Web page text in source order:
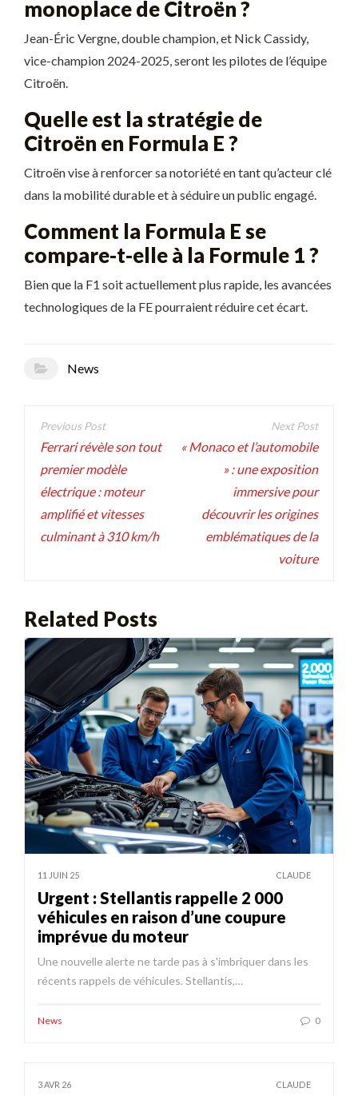
monoplace de Citroën ?
Jean-Éric Vergne, double champion, et Nick Cassidy,
vice-champion 2024-2025, seront les pilotes de l’équipe
Citroën.
Quelle est la stratégie de
Citroën en Formula E ?
Citroën vise à renforcer sa notoriété en tant qu’acteur clé
dans la mobilité durable et à séduire un public engagé.
Comment la Formula E se
compare-t-elle à la Formule 1 ?
Bien que la F1 soit actuellement plus rapide, les avancées
technologiques de la FE pourraient réduire cet écart.
News
Navigation
de
l’article
Ferrari révèle son tout
premier modèle
électrique : moteur
amplifié et vitesses
culminant à 310 km/h
« Monaco et l’automobile
» : une exposition
immersive pour
découvrir les origines
emblématiques de la
voiture
Related Posts
11 JUIN 25 CLAUDE
Urgent : Stellantis rappelle 2 000
véhicules en raison d’une coupure
imprévue du moteur
Une nouvelle alerte ne tarde pas à s'imbriquer dans les
récents rappels de véhicules. Stellantis,…
News 0
3 AVR 26 CLAUDE